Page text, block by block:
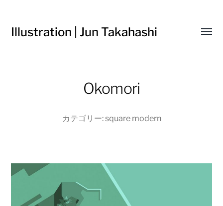
Illustration | Jun Takahashi
Okomori
カテゴリー:square modern